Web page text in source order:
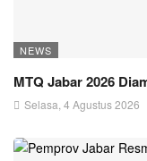
NEWS
MTQ Jabar 2026
Selasa, 4 Agustus 2026